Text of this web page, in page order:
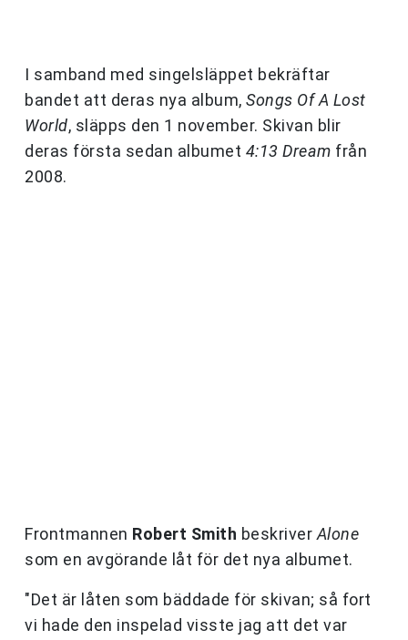
I samband med singelsläppet bekräftar
bandet att deras nya album, Songs Of A Lost
World, släpps den 1 november. Skivan blir
deras första sedan albumet 4:13 Dream från
2008.
Frontmannen Robert Smith beskriver Alone
som en avgörande låt för det nya albumet.
"Det är låten som bäddade för skivan; så fort
vi hade den inspelad visste jag att det var